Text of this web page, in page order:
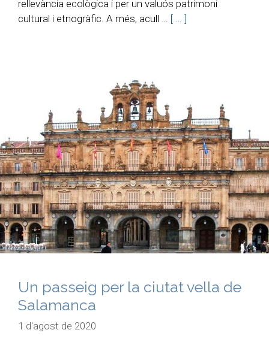
rellevància ecològica i per un valuós patrimoni
cultural i etnogràfic. A més, acull … [ … ]
Un passeig per la ciutat vella de
Salamanca
1 d'agost de 2020